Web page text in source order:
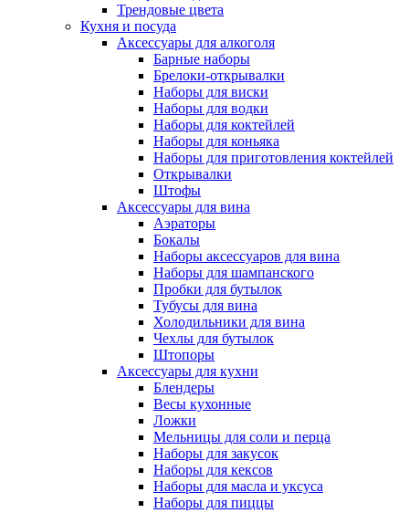
Трендовые цвета
Кухня и посуда
Аксессуары для алкоголя
Барные наборы
Брелоки-открывалки
Наборы для виски
Наборы для водки
Наборы для коктейлей
Наборы для коньяка
Наборы для приготовления коктейлей
Открывалки
Штофы
Аксессуары для вина
Аэраторы
Бокалы
Наборы аксессуаров для вина
Наборы для шампанского
Пробки для бутылок
Тубусы для вина
Холодильники для вина
Чехлы для бутылок
Штопоры
Аксессуары для кухни
Блендеры
Весы кухонные
Ложки
Мельницы для соли и перца
Наборы для закусок
Наборы для кексов
Наборы для масла и уксуса
Наборы для пиццы